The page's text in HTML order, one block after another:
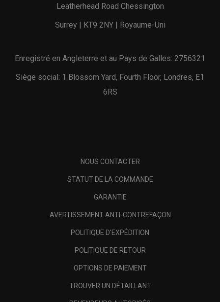
Leatherhead Road Chessington
Surrey | KT9 2NY | Royaume-Uni
Enregistré en Angleterre et au Pays de Galles: 2756321
Siège social: 1 Blossom Yard, Fourth Floor, Londres, E1
6RS
NOUS CONTACTER
STATUT DE LA COMMANDE
GARANTIE
AVERTISSEMENT ANTI-CONTREFAÇON
POLITIQUE D'EXPÉDITION
POLITIQUE DE RETOUR
OPTIONS DE PAIEMENT
TROUVER UN DÉTAILLANT